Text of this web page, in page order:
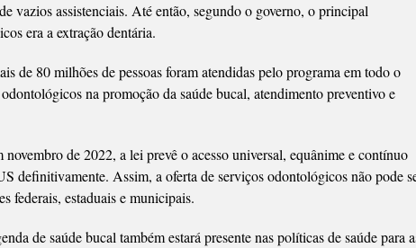
vazios assistenciais. Até então, segundo o governo, o principal
era a extração dentária.
de 80 milhões de pessoas foram atendidas pelo programa em todo o
na promoção da saúde bucal, atendimento preventivo e
de 2022, a lei prevê o acesso universal, equânime e contínuo
definitivamente. Assim, a oferta de serviços odontológicos não pode
federais, estaduais e municipais.
de saúde bucal também estará presente nas políticas de saúde para